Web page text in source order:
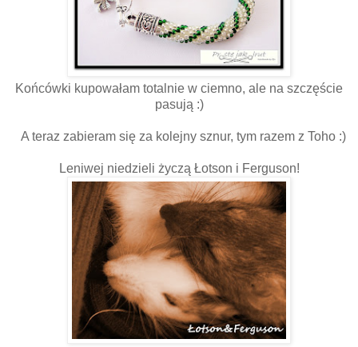
Końcówki kupowałam totalnie w ciemno, ale na szczęście
pasują :)
A teraz zabieram się za kolejny sznur, tym razem z Toho :)
Leniwej niedzieli życzą Łotson i Ferguson!